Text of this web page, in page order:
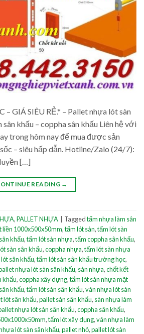
– GIÁ SIÊU RẺ.* – Pallet nhựa lót sàn
sân khấu – coppha sân khấu Liên hệ với
trong hôm nay để mua được sản
– siêu hấp dẫn. Hotline/Zalo (24/7):
[…]
READING →
,PALLET NHỰA Taggedtấm nhựa làm sân
liền 1000x500x50mm,tấm lót sàn,tấm lót sàn
khấu,tấm lót sàn nhựa,tấm coppha sân khấu,
sàn sân khấu,coppha nhựa,tấm lót sàn nhựa
sân khấu,tấm lót sàn sân khấu trường học,
nhựa lót sàn sân khấu, sàn nhựa,chốt kết
khấu,coppha xây dựng,tấm lót sàn nhựa mặt
khấu,tấm lót sàn sân khấu,ván nhựa lót sàn
lót sân khấu,pallet sàn sân khấu, sàn nhựa làm
nhựa lót sàn sân khấu,coppha sân khấu,
,tấm lót xây dụng,ván nhựa làm
lót sàn sân khấu,pallet nhỏ,pallet lót sàn